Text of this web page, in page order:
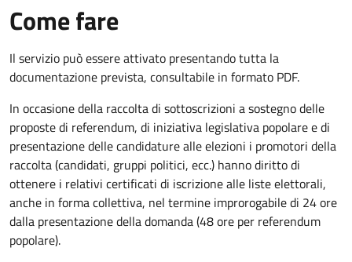
Come fare
Il servizio può essere attivato presentando tutta la
documentazione prevista, consultabile in formato PDF.
In occasione della raccolta di sottoscrizioni a sostegno delle
proposte di referendum, di iniziativa legislativa popolare e di
presentazione delle candidature alle elezioni i promotori della
raccolta (candidati, gruppi politici, ecc.) hanno diritto di
ottenere i relativi certificati di iscrizione alle liste elettorali,
anche in forma collettiva, nel termine improrogabile di 24 ore
dalla presentazione della domanda (48 ore per referendum
popolare).